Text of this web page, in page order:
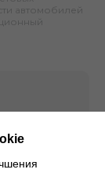
автомобилей